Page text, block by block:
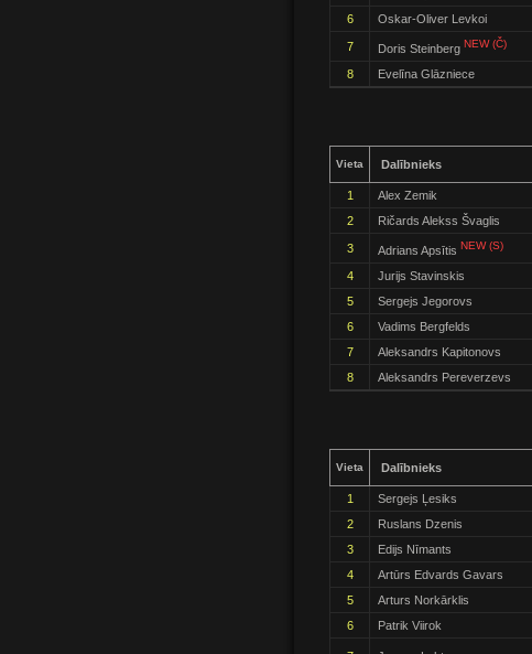
6
Oskar-Oliver Levkoi
7 Doris Steinberg NEW (Č)
8 Evelīna Glāzniece
Vieta Dalībnieks
1 Alex Zemik
2
Ričards Alekss Švaglis
3 Adrians Apsītis NEW (S)
4 Jurijs Stavinskis
5
Sergejs Jegorovs
6
Vadims Bergfelds
7
Aleksandrs Kapitonovs
8
Aleksandrs Pereverzevs
Vieta Dalībnieks
1 Sergejs Ļesiks
2
Ruslans Dzenis
3
Edijs Nīmants
4
Artūrs Edvards Gavars
5
Arturs Norkārklis
6
Patrik Viirok